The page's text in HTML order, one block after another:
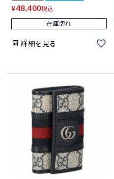
¥48,400税込
在庫切れ
詳細を見る